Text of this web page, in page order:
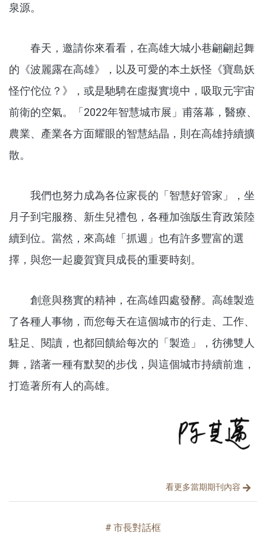
泉源。
春天，邀請你來看看，在高雄大城小巷翩翩起舞
的《波麗露在高雄》，以及可愛的本土妖怪《寶島妖
怪佇佗位？》，或是馳騁在虛擬實境中，吸取元宇宙
前衛的空氣。「2022年智慧城市展」甫落幕，醫療、
農業、產業各方面耀眼的智慧結晶，則在高雄持續擴
散。
我們也努力成為各位家長的「智慧好管家」，坐
月子到宅服務、新生兒禮包，各種加強版生育政策陸
續到位。當然，來高雄「抓週」也有許多豐富的選
擇，與您一起慶賀寶貝成長的重要時刻。
創意與務實的精神，在高雄四處發酵。高雄製造
了各種人事物，而您每天在這個城市的行走、工作、
駐足、閱讀，也都回饋給每次的「製造」，彷彿雙人
舞，踏著一種有默契的步伐，與這個城市持續前進，
打造著所有人的高雄。
看更多當期期刊內容
文章分類
市長對話框
分享文章